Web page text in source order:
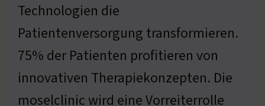
Technologien die
Patientenversorgung transformieren.
75% der Patienten profitieren von
innovativen Therapiekonzepten. Die
moselclinic wird eine Vorreiterrolle